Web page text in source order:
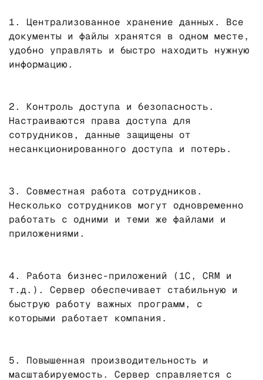
1. Централизованное хранение данных. Все
документы и файлы хранятся в одном месте,
удобно управлять и быстро находить нужную
информацию.
2. Контроль доступа и безопасность.
Настраиваются права доступа для
сотрудников, данные защищены от
несанкционированного доступа и потерь.
3. Совместная работа сотрудников.
Несколько сотрудников могут одновременно
работать с одними и теми же файлами и
приложениями.
4. Работа бизнес-приложений (1С, CRM и
т.д.). Сервер обеспечивает стабильную и
быструю работу важных программ, с
которыми работает компания.
5. Повышенная производительность и
масштабируемость. Сервер справляется с